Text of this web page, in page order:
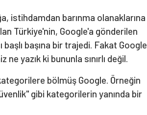
istihdamdan barınma olanaklarına
Türkiye'nin, Google'a gönderilen
başına bir trajedi. Fakat Google
yazık ki bununla sınırlı değil.
bölmüş Google. Örneğin
gibi kategorilerin yanında bir